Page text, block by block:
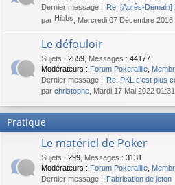
Dernier message : Re: [Après-Demain]
par Hibbs , Mercredi 07 Décembre 2016
Le défouloir
Sujets : 2559 Messages : 44177
Modérateurs : Forum Pokeralille
Dernier message : Re: PKL c'est plus
par christophe , Mardi 17 Mai 2022 01:31
Pratique
Le matériel de Poker
Sujets : 299 Messages : 3131
Modérateurs : Forum Pokeralille
Dernier message : Fabrication de jeton